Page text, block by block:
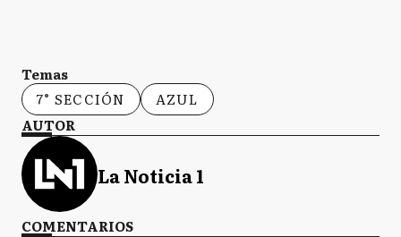
Temas
7° SECCIÓN
AZUL
AUTOR
La Noticia 1
COMENTARIOS